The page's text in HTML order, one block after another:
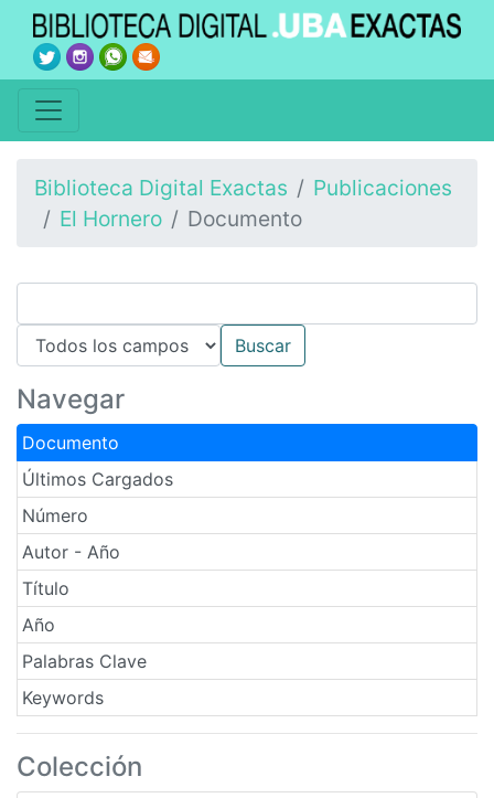
Biblioteca Digital Exactas
Publicaciones
El Hornero
Documento
Navegar
Documento
Últimos Cargados
Número
Autor - Año
Título
Año
Palabras Clave
Keywords
Colección